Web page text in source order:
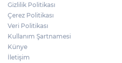
Gizlilik Politikası
Çerez Politikası
Veri Politikası
Kullanım Şartnamesi
Künye
İletişim